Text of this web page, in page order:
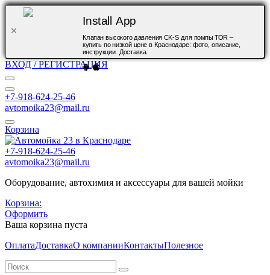
Install App
Клапан высокого давления CK-S для помпы TOR –
купить по низкой цене в Краснодаре: фото, описание,
инструкции. Доставка.
ВХОД / РЕГИСТРАЦИЯ
+7-918-624-25-46
avtomoika23@mail.ru
Корзина
+7-918-624-25-46
avtomoika23@mail.ru
Оборудование, автохимия и аксессуары для вашей мойки
Корзина:
Оформить
Ваша корзина пуста
ОплатаДоставкаО компанииКонтактыПолезное